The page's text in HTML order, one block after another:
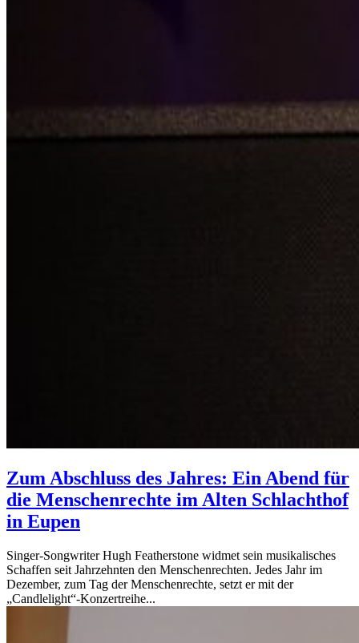
Zum Abschluss des Jahres: Ein Abend für
die Menschenrechte im Alten Schlachthof
in Eupen
Singer-Songwriter Hugh Featherstone widmet sein musikalisches
Schaffen seit Jahrzehnten den Menschenrechten. Jedes Jahr im
Dezember, zum Tag der Menschenrechte, setzt er mit der
„Candlelight“-Konzertreihe...